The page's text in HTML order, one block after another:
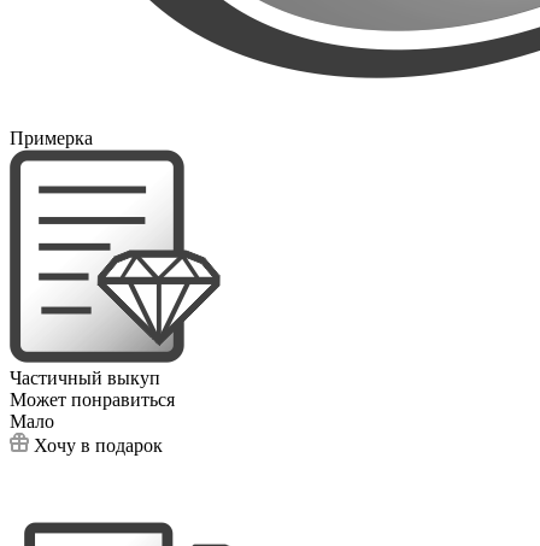
Примерка
Частичный выкуп
Может понравиться
Мало
Хочу в подарок